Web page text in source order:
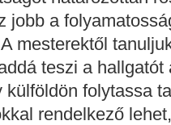
jobb a
mesterektől
teszi a
külföldön folytassa
rendelkező